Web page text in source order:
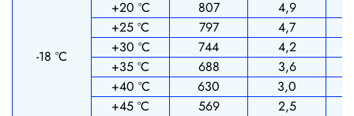
-18 ºС
+20 ºС 807
4,9
+25 ºС
797
4,7
+30 ºС
744
4,2
+35 ºС
688
3,6
+40 ºС
630
3,0
+45 ºС
569 2,5